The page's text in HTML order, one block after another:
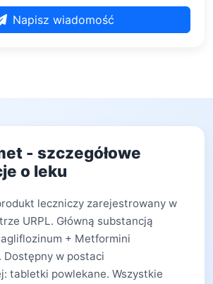
Napisz wiadomość
- szczegółowe
o leku
leczniczy zarejestrowany w
URPL. Główną substancją
+ Metformini
Dostępny w postaci
tabletki powlekane. Wszystkie